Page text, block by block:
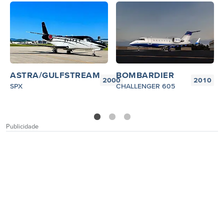
ASTRA/GULFSTREAM
SPX
2000
BOMBARDIER
CHALLENGER 605
2010
1 2 3
Publicidade